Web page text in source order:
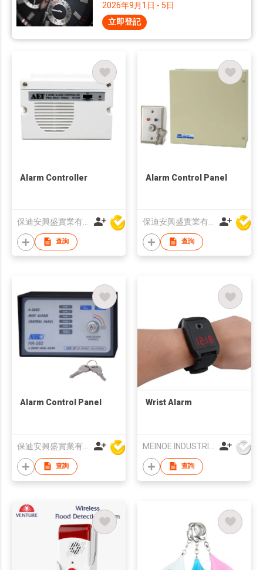
2026年9月1日 - 5日
立即登記
Alarm Controller
查詢
Alarm Control Panel
查詢
Alarm Control Panel
查詢
Wrist Alarm
查詢